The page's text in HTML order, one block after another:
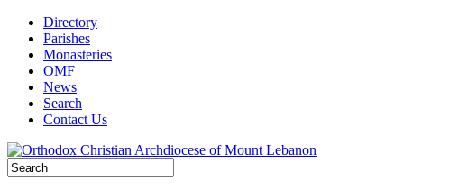
Directory
Parishes
Monasteries
OMF
News
Search
Contact Us